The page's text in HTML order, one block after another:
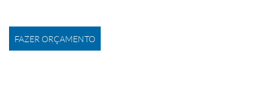
FAZER ORÇAMENTO